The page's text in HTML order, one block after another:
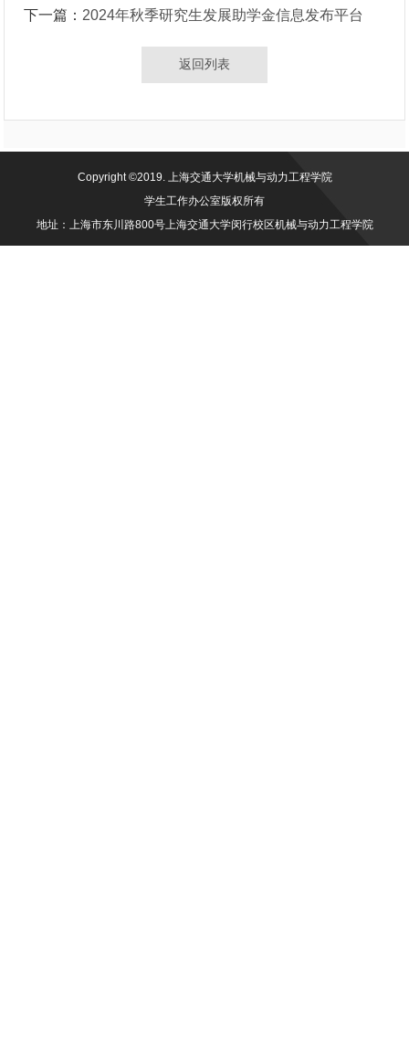
下一篇： 2024年秋季研究生发展助学金信息发布平台
返回列表
Copyright ©2019. 上海交通大学机械与动力工程学院
学生工作办公室版权所有
地址：上海市东川路800号上海交通大学闵行校区机械与动力工程学院